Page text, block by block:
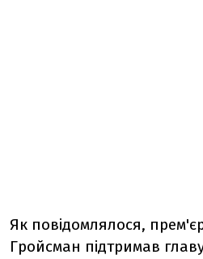
Як повідомлялося,
Гройсман підтримав